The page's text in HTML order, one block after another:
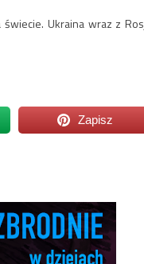
Ukraina wraz z
Zapisz